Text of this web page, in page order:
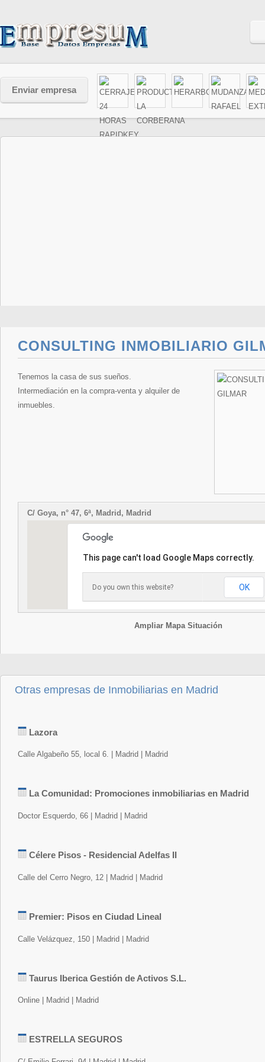
Enviar empresa
CONSULTING INMOBILIARIO
Tenemos la casa de sus sueños.
Intermediación en la compra-venta y alquiler de
inmuebles.
C/ Goya, n° 47, 6ª, Madrid, Madrid
This page can't load Google Maps correctly.
Do you own this website? OK
Ampliar Mapa Situación
Otras empresas de Inmobiliarias en Madrid
Lazora
Calle Algabeño 55, local 6. | Madrid | Madrid
La Comunidad: Promociones inmobiliarias en Madrid
Doctor Esquerdo, 66 | Madrid | Madrid
Célere Pisos - Residencial Adelfas II
Calle del Cerro Negro, 12 | Madrid | Madrid
Premier: Pisos en Ciudad Lineal
Calle Velázquez, 150 | Madrid | Madrid
Taurus Iberica Gestión de Activos S.L.
Online | Madrid | Madrid
ESTRELLA SEGUROS